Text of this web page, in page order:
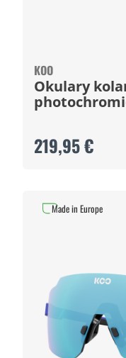
KOO
Okulary
219,95 €
Made in Europe